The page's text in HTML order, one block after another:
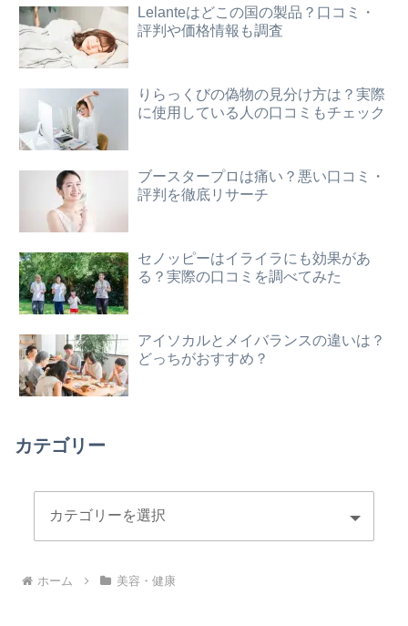
Lelanteはどこの国の製品？口コミ・
評判や価格情報も調査
りらっくびの偽物の見分け方は？実際
に使用している人の口コミもチェック
ブースタープロは痛い？悪い口コミ・
評判を徹底リサーチ
セノッピーはイライラにも効果があ
る？実際の口コミを調べてみた
アイソカルとメイバランスの違いは？
どっちがおすすめ？
カテゴリー
ホーム 美容・健康